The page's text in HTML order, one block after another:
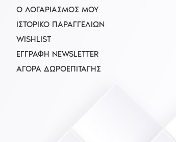
Ο ΛΟΓΑΡΙΑΣΜΌΣ ΜΟΥ
ΙΣΤΟΡΙΚΌ ΠΑΡΑΓΓΕΛΙΏΝ
WISHLIST
ΕΓΓΡΑΦΉ NEWSLETTER
ΑΓΟΡΆ ΔΩΡΟΕΠΙΤΑΓΉΣ